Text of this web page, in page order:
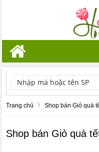
TÌM KIẾM
Trang chủ Shop bán Giỏ quà
Shop bán Giỏ quà